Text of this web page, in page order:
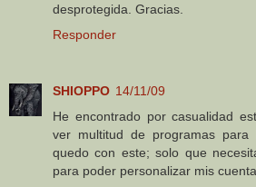
desprotegida. Gracias.
Responder
SHIOPPO 14/11/09
He encontrado por casualidad
ver multitud de programas
quedo con este; solo que
para poder personalizar mis